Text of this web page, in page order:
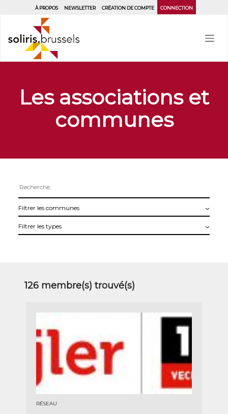
À PROPOS NEWSLETTER CRÉATION DE COMPTE CONNECTION
Les associations et
communes
126 membre(s) trouvé(s)
RÉSEAU